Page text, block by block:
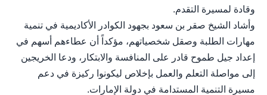
وقادة لمسيرة التقدم.
وأشاد الشيخ صقر بن سعود بجهود الكوادر الأكاديمية في تنمية
مهارات الطلبة وصقل شخصياتهم، مؤكداً أن عطاءهم أسهم في
إعداد جيل طموح قادر على المنافسة والابتكار، ودعا الخريجين
إلى مواصلة التعلم والعمل بإخلاص ليكونوا ركيزة في دعم
مسيرة التنمية المستدامة في دولة الإمارات.